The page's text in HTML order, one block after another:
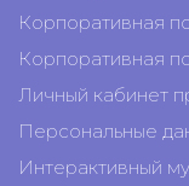
Корпоративная
Корпоративная
Личный кабинет
Персональные
Интерактивный